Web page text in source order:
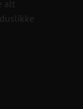
alt